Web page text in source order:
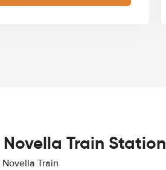
Train Station
Train